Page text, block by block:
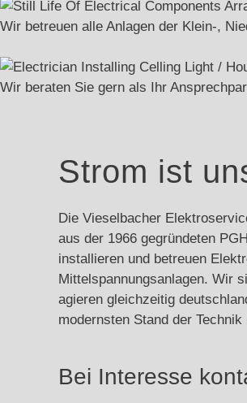
Wir betreuen alle Anlagen der Klein-,
Wir beraten Sie gern als Ihr
Strom ist
Die Vieselbacher
aus der 1966 gegründeten
installieren und betreuen
Mittelspannungsanlagen. Wir
agieren gleichzeitig
modernsten Stand der
Bei Interesse